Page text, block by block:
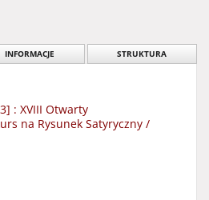
INFORMACJE STRUKTURA
: XVIII Otwarty
na Rysunek Satyryczny /